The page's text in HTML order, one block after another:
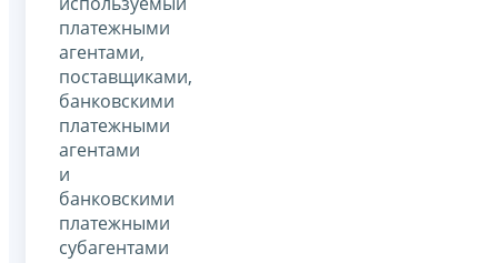
платежными
агентами,
поставщиками,
банковскими
платежными
агентами
и
банковскими
платежными
субагентами